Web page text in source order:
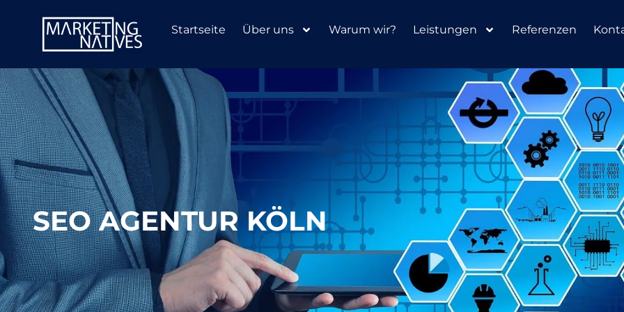
Startseite Über uns Warum wir? Leistungen Referenzen
SEO AGENTUR KÖLN